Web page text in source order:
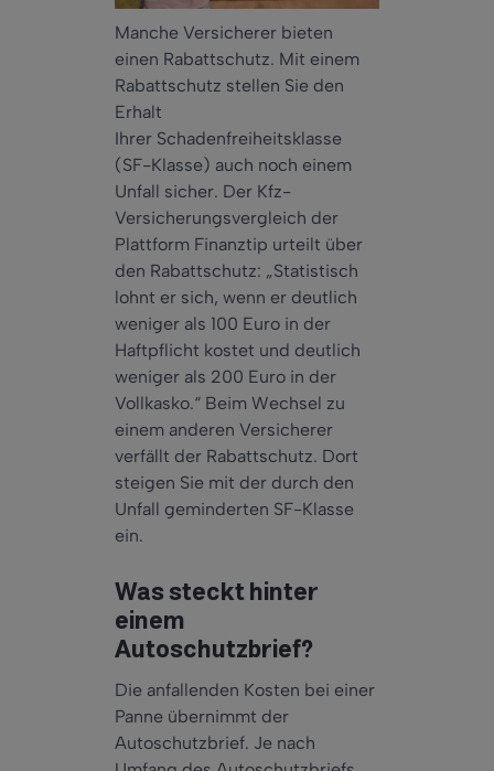
Manche Versicherer bieten
einen Rabattschutz. Mit einem
Rabattschutz stellen Sie den
Erhalt
Ihrer Schadenfreiheitsklasse
(SF-Klasse) auch noch einem
Unfall sicher. Der Kfz-
Versicherungsvergleich der
Plattform Finanztip urteilt über
den Rabattschutz: „Statistisch
lohnt er sich, wenn er deutlich
weniger als 100 Euro in der
Haftpflicht kostet und deutlich
weniger als 200 Euro in der
Vollkasko.“ Beim Wechsel zu
einem anderen Versicherer
verfällt der Rabattschutz. Dort
steigen Sie mit der durch den
Unfall geminderten SF-Klasse
ein.
Was steckt hinter
einem
Autoschutzbrief?
Die anfallenden Kosten bei einer
Panne übernimmt der
Autoschutzbrief. Je nach